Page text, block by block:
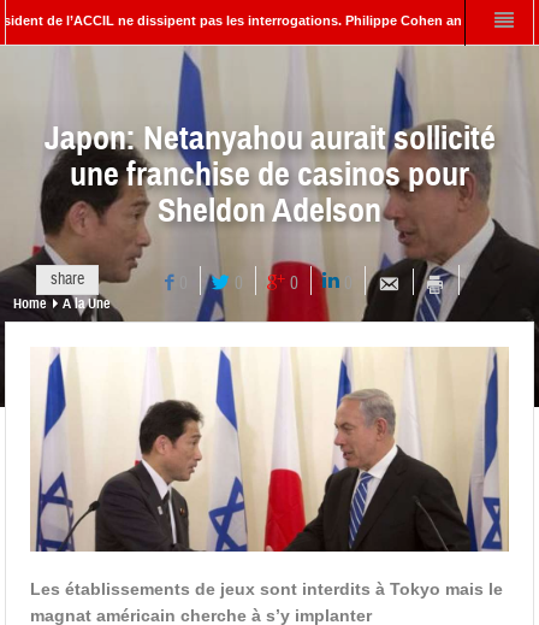
l’ACCIL ne dissipent pas les interrogations. Philippe Cohen annonce se
– Rédacteur en chef d’Israël Actualités L’Iran menace de frapper
Japon: Netanyahou aurait sollicité
une franchise de casinos pour
Sheldon Adelson
share 0 0 0
Home A la Une
Les établissements de jeux sont interdits à Tokyo mais le
magnat américain cherche à s’y implanter